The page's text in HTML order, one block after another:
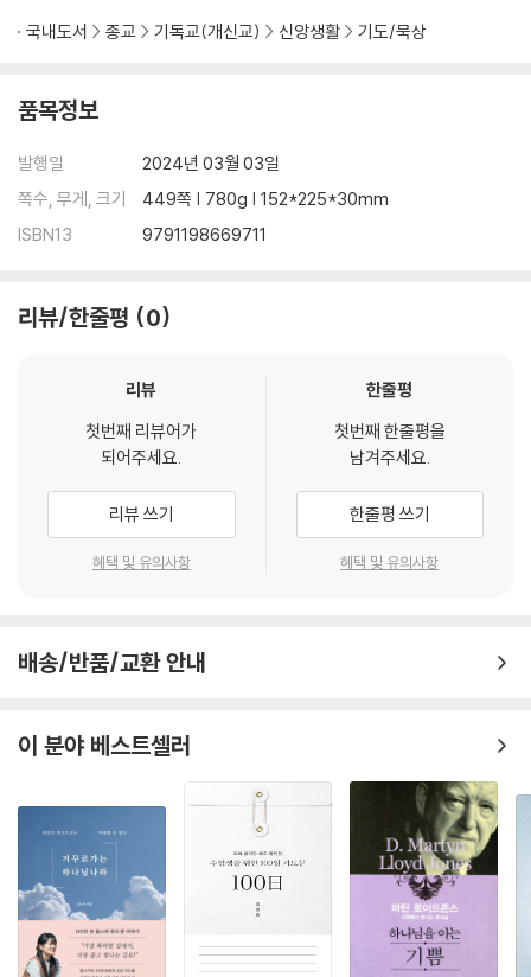
39, 우리를 돌이키소서(80:1-19) 350
41, 신들을 재판하시는 하나님(82:1-8) 368
42, 지존자로 알게 하소서(83:1-18) 373
43, 여호와의 궁정을 사모하여(84:1-12) 382
44, 우리를 돌이키소서(85:1-13) 389
45, 은총의 표적을 보이소서(86:1-17) 396
47, 오직 주님께 부르짖었사오니(88:1-18) 411
48, 인자와 성실의 하나님(89:1-37) 420
국내도서 종교 기독교(개신교) 신앙생활 기도/묵상
품목정보
발행일
2024년 03월 03일
쪽수, 무게, 크기
449쪽 | 780g | 152*225*30mm
ISBN13
9791198669711
리뷰/한줄평 0
리뷰
첫번째 리뷰어가
되어주세요.
리뷰 쓰기
혜택 및 유의사항
한줄평
첫번째 한줄평을
남겨주세요.
한줄평 쓰기
혜택 및 유의사항
배송/반품/교환 안내
이 분야 베스트셀러